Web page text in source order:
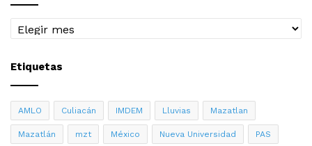
profesor de la Universidad Autónoma de Sinaloa,
acumula 43 peleas ganadas, 22 por nocauts, 1 empate y
boxística de su nivel.
En de esa contienda boxística, recibió un reconocimiento
Marcos Hernández Paredes, maestro jubilado de la
UAS, por su larga trayectoria como entrenador; quien
Archivo
Etiquetas
AMLO Culiacán IMDEM Lluvias Mazatlan
Mazatlán mzt México Nueva Universidad PAS